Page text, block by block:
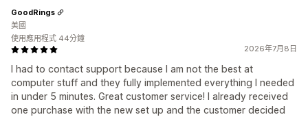
2026年7月8日
I had to contact support because I am not the best at
computer stuff and they fully implemented everything I needed
in under 5 minutes. Great customer service! I already received
one purchase with the new set up and the customer decided
GoodRings
美國
使用應用程式 44分鐘